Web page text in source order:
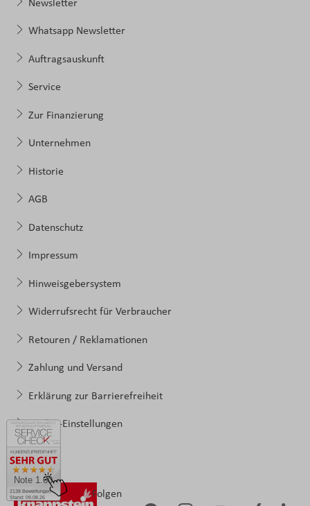
2138 Bewertungen
Stand: 09.08.26
Note 1.60
Newsletter
Whatsapp Newsletter
Auftragsauskunft
Service
Zur Finanzierung
Unternehmen
Historie
AGB
Datenschutz
Impressum
Hinweisgebersystem
Widerrufsrecht für Verbraucher
Retouren / Reklamationen
Zahlung und Versand
Erklärung zur Barrierefreiheit
Cookie-Einstellungen
Folgen